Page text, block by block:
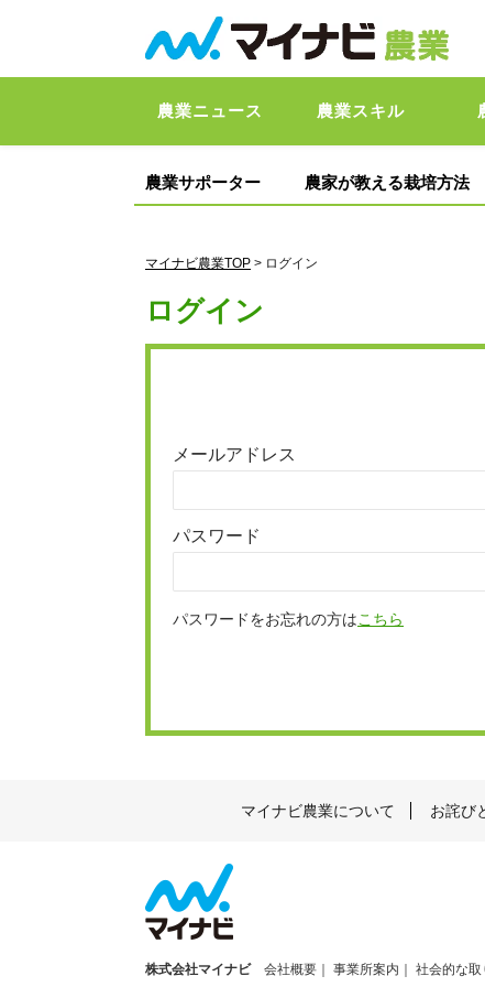
農業ニュース 農業スキル
農業サポーター 農家が教える栽培方法
マイナビ農業TOP > ログイン
ログイン
メールアドレス
パスワード
パスワードをお忘れの方はこちら
マイナビ農業について お詫び
株式会社マイナビ 会社概要 事業所案内 社会的な取